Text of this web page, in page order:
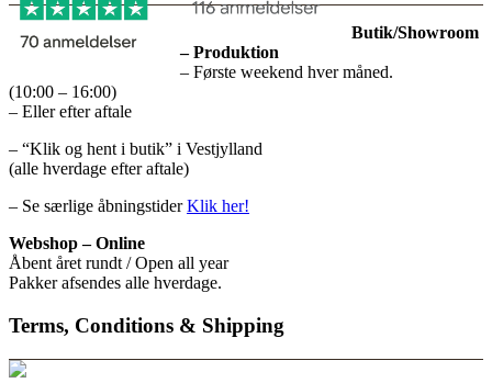
Butik/Showroom
– Produktion
– Første weekend hver måned.
(10:00 – 16:00)
– Eller efter aftale
– “Klik og hent i butik” i Vestjylland
(alle hverdage efter aftale)
– Se særlige åbningstiderKlik her!
Webshop – Online
Åbent året rundt / Open all year
Pakker afsendes alle hverdage.
Terms, Conditions & Shipping